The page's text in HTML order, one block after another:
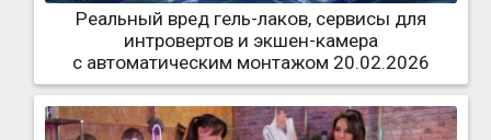
Реальный вред гель-лаков, сервисы для
интровертов и экшен-камера
с автоматическим монтажом 20.02.2026